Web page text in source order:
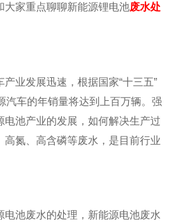
大家重点聊聊新能源锂电池废水处
业发展迅速，根据国家“十三五”
汽车的年销量将达到上百万辆。强
池产业的发展，如何解决生产过
氮、高含磷等废水，是目前行业
电池废水的处理，新能源电池废水